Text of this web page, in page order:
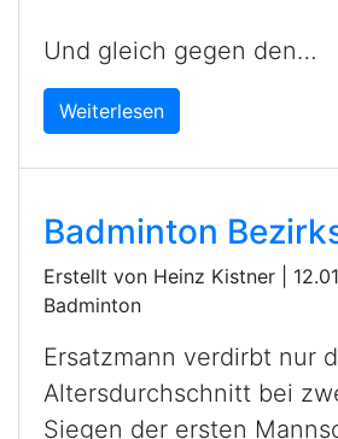
Und gleich gegen den…
Weiterlesen
Badminton
Erstellt von Heinz Kistner |
Badminton
Ersatzmann verdirbt nur
Altersdurchschnitt bei
Siegen der ersten